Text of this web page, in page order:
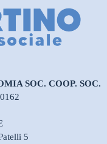
SOC. COOP. SOC.
5